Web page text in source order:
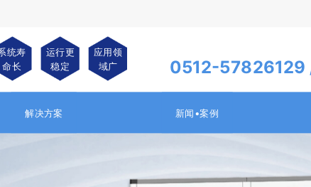
统寿
命长
运行更
稳定
应用领
域广
0512-
解决方案 新闻•案例